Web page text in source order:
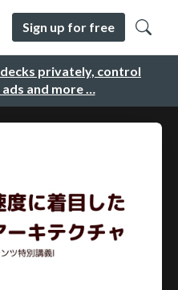
privately, control
and more …
Sign up for free